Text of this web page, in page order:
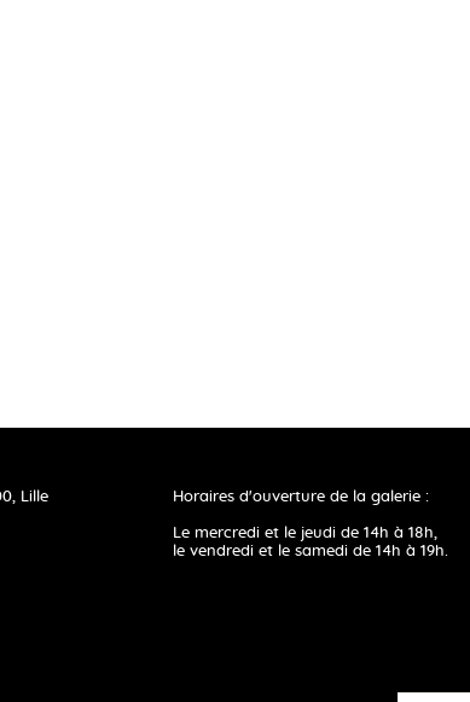
Lille Horaires d'ouverture de la galerie :
Le mercredi et le jeudi de 14h à 18h,
le vendredi et le samedi de 14h à 19h.